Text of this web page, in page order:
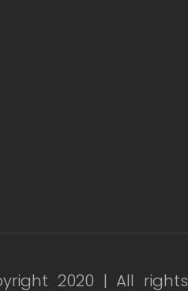
2020 | All rights